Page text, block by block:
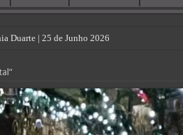
Duarte | 25 de Junho 2026
de água caso motor da ETA de Fagilde falhe